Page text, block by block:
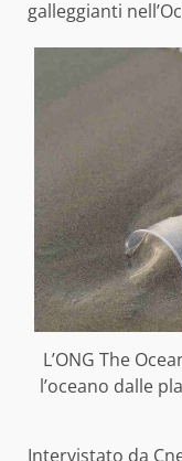
galleggianti
L’ONG The
l’oceano dalle
Intervistato da